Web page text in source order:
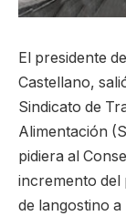
El presidente
Castellano,
Sindicato de
Alimentación
pidiera al
incremento del
de langostino